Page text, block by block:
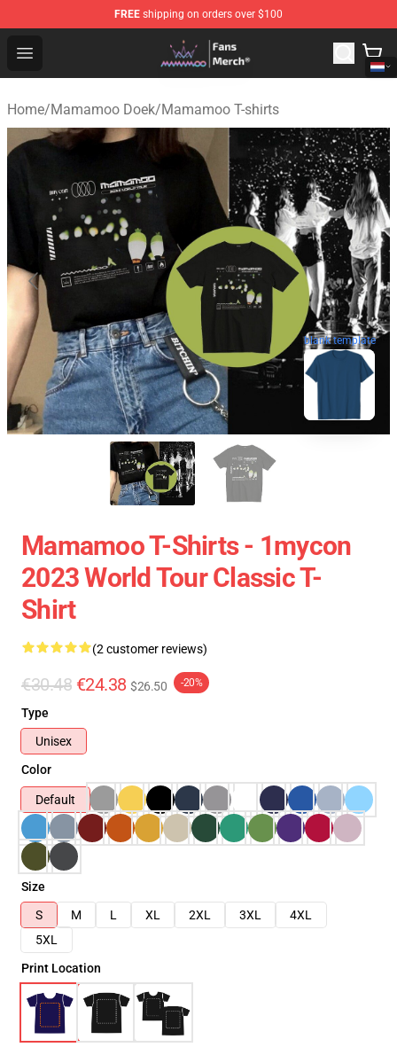
FREE shipping on orders over $100
Open menu
Mamamoo Store - Official Mamamoo Merchandise Shop
Home/Mamamoo Doek/Mamamoo T-shirts
blank template
Mamamoo T-Shirts - 1mycon
2023 World Tour Classic T-
Shirt
(2 customer reviews)
€30.48 €24.38 $26.50 -20%
Type
Unisex
Color
Default
Size
S
M L XL 2XL 3XL
4XL
5XL
Print Location